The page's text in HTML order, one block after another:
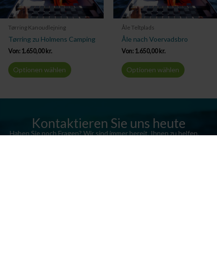
Tørring Kanoudlejning
Tørring zu Holmens Camping
Von: 1.650,00 kr.
Optionen wählen
Åle Teltplads
Åle nach Voervadsbro
Von: 1.650,00 kr.
Optionen wählen
Kontaktieren Sie uns heute
Haben Sie noch Fragen? Wir sind immer bereit, Ihnen zu helfen.